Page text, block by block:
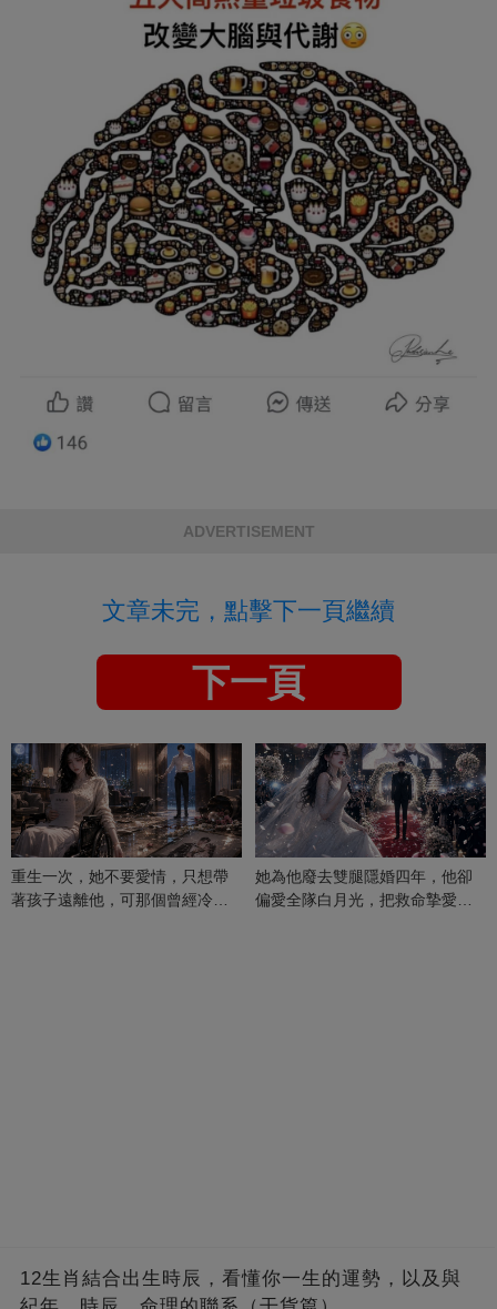
ADVERTISEMENT
文章未完，點擊下一頁繼續
下一頁
重生一次，她不要愛情，只想帶
著孩子遠離他，可那個曾經冷漠
她為他廢去雙腿隱婚四年，他卻
偏愛全隊白月光，把救命摯愛當
12生肖結合出生時辰，看懂你一生的運勢，以及與